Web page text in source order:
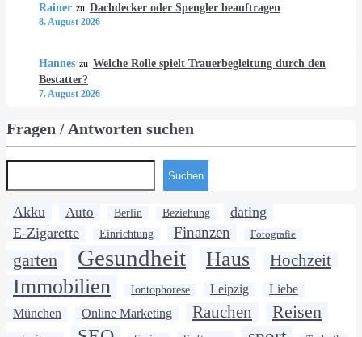
Rainer zu Dachdecker oder Spengler beauftragen
8. August 2026
Hannes zu Welche Rolle spielt Trauerbegleitung durch den
Bestatter?
7. August 2026
Fragen / Antworten suchen
Suchen
Akku Auto Berlin Beziehung
dating
E-Zigarette
Einrichtung Finanzen Fotografie
garten Gesundheit Haus Hochzeit
Immobilien Iontophorese Leipzig Liebe
München Online Marketing Rauchen Reisen